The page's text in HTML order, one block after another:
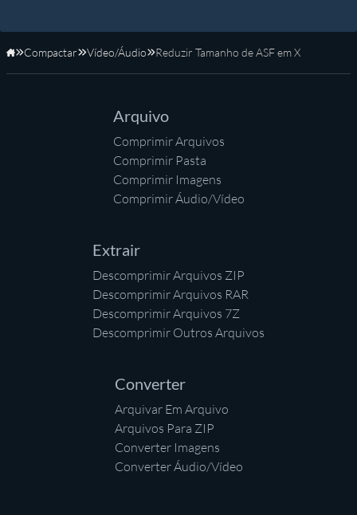
Início
Compactar Vídeo/Áudio Reduzir Tamanho de ASF em X
Arquivo
Comprimir Arquivos
Comprimir Pasta
Comprimir Imagens
Comprimir Áudio/Vídeo
Extrair
Descomprimir Arquivos ZIP
Descomprimir Arquivos RAR
Descomprimir Arquivos 7Z
Descomprimir Outros Arquivos
Converter
Arquivar Em Arquivo
Arquivos Para ZIP
Converter Imagens
Converter Áudio/Vídeo